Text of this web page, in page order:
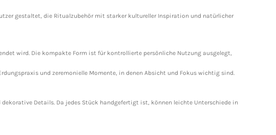
gestaltet, die Ritualzubehör mit starker kultureller Inspiration und natürlicher
wird. Die kompakte Form ist für kontrollierte persönliche Nutzung ausgelegt,
und zeremonielle Momente, in denen Absicht und Fokus wichtig sind.
Details. Da jedes Stück handgefertigt ist, können leichte Unterschiede in